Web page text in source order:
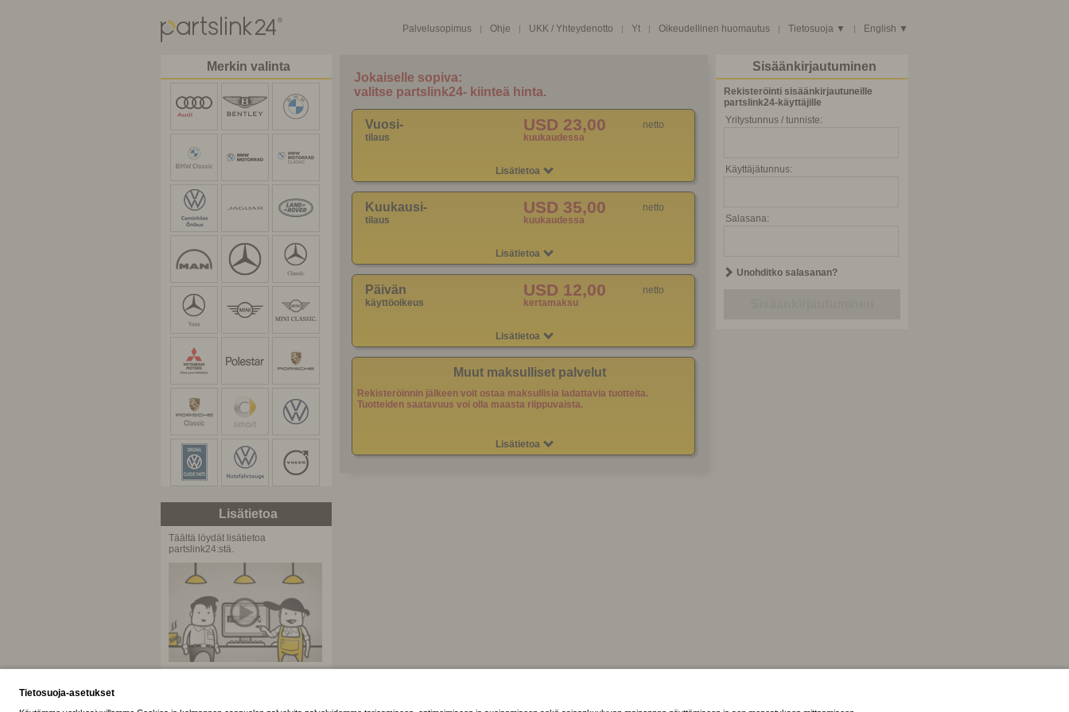
Palvelusopimus | Ohje | UKK / Yhteydenotto | Yt | Oikeudellinen huomautus | Tietosuoja ▼ | English ▼
Merkin valinta
Lisätietoa
Täältä löydät lisätietoa
partslink24:stä.
Vuosi-
tilaus
USD 23,00
kuukaudessa
netto
Lisätietoa
Kuukausi-
tilaus
USD 35,00
kuukaudessa
netto
Lisätietoa
Päivän
käyttöoikeus
USD 12,00
kertamaksu
netto
Lisätietoa
Muut maksulliset palvelut
Rekisteröinnin jälkeen voit ostaa maksullisia ladattavia tuotteita.
Tuotteiden saatavuus voi olla maasta riippuvaista.
Lisätietoa
Sisäänkirjautuminen
Rekisteröinti sisäänkirjautuneille
partslink24-käyttäjille
Yritystunnus / tunniste:
Käyttäjätunnus:
Salasana:
Unohditko salasanan?